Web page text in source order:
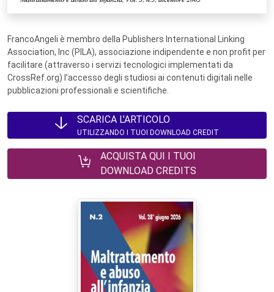
FrancoAngeli è membro della Publishers International Linking
Association, Inc (PILA), associazione indipendente e non profit per
facilitare (attraverso i servizi tecnologici implementati da
CrossRef.org) l’accesso degli studiosi ai contenuti digitali nelle
pubblicazioni professionali e scientifiche.
SCARICA L'ARTICOLO
UTILIZZANDO I TUOI DOWNLOAD CREDIT
ACQUISTA QUI I TUOI
DOWNLOAD CREDITS